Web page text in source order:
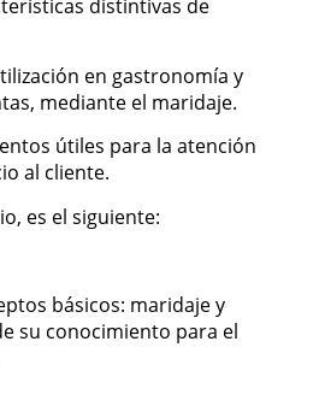
distintivas de
en gastronomía y
mediante el maridaje.
útiles para la atención
al cliente.
es el siguiente:
básicos: maridaje y
su conocimiento para el